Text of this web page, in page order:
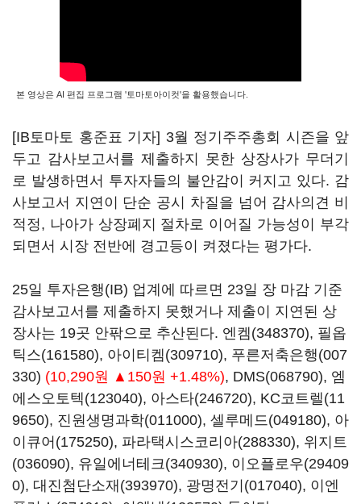
본 영상은 AI 편집 프로그램 '토마토아이컷'을 활용했습니다.
[IB토마토 홍준표 기자] 3월 정기주주총회 시즌을 앞
두고 감사보고서를 제출하지 못한 상장사가 무더기
로 발생하면서 투자자들의 불안감이 커지고 있다. 감
사보고서 지연이 단순 공시 차질을 넘어 감사의견 비
적정, 나아가 상장폐지 절차로 이어질 가능성이 부각
되면서 시장 전반에 경고등이 켜졌다는 평가다.
25일 투자은행(IB) 업계에 따르면 23일 장 마감 기준
감사보고서를 제출하지 못했거나 제출이 지연된 상
장사는 19곳 안팎으로 추산된다. 엔켐(348370), 필옵
틱스(161580), 아이티켐(309710), 푸른저축은행(007
330) (10,290원 ▲150원 +1.48%), DMS(068790), 엠
에스오토텍(123040), 아스타(246720), KC코트렐(11
9650), 진원생명과학(011000), 셀루메드(049180), 아
이큐어(175250), 파라택시스코리아(288330), 위지트
(036090), 유일에너테크(340930), 이오플로우(29409
0), 대진첨단소재(393970), 광명전기(017040), 이엔